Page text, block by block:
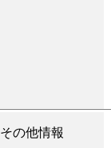
その他情報